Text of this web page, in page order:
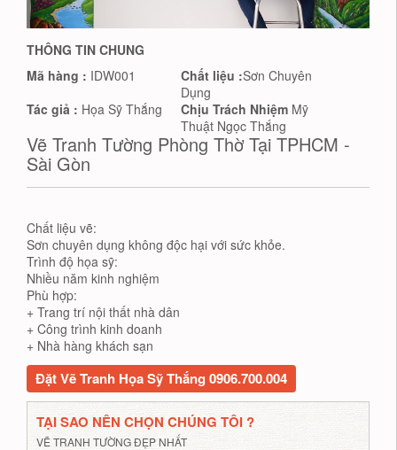
THÔNG TIN CHUNG
Mã hàng : IDW001 Chất liệu :Sơn Chuyên
Dụng
Tác giả : Họa Sỹ Thắng Chịu Trách Nhiệm Mỹ
Thuật Ngọc Thắng
Vẽ Tranh Tường Phòng Thờ Tại TPHCM -
Sài Gòn
Chất liệu vẽ:
Sơn chuyên dụng không độc hại với sức khỏe.
Trình độ họa sỹ:
Nhiều năm kinh nghiệm
Phù hợp:
+ Trang trí nội thất nhà dân
+ Công trình kinh doanh
+ Nhà hàng khách sạn
Đặt Vẽ Tranh Họa Sỹ Thắng 0906.700.004
TẠI SAO NÊN CHỌN CHÚNG TÔI ?
VẼ TRANH TƯỜNG ĐẸP NHẤT